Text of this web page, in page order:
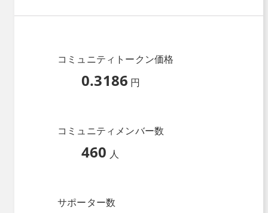
コミュニティトークン価格
0.3186 円
コミュニティメンバー数
460 人
サポーター数